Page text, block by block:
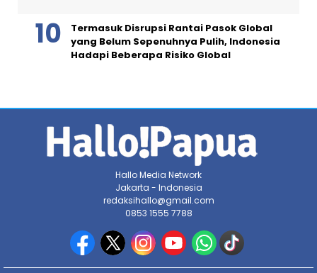
Termasuk Disrupsi Rantai Pasok Global
yang Belum Sepenuhnya Pulih, Indonesia
Hadapi Beberapa Risiko Global
Hallo Media Network
Jakarta - Indonesia
redaksihallo@gmail.com
0853 1555 7788